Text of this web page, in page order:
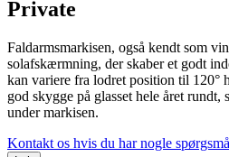
Private
Faldarmsmarkisen, også kendt som
solafskærmning, der skaber et godt
kan variere fra lodret position til 120°
god skygge på glasset hele året rundt,
under markisen.
Kontakt os hvis du har nogle